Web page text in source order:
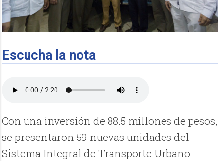
Escucha la nota
Con una inversión de 88.5 millones de pesos,
se presentaron 59 nuevas unidades del
Sistema Integral de Transporte Urbano